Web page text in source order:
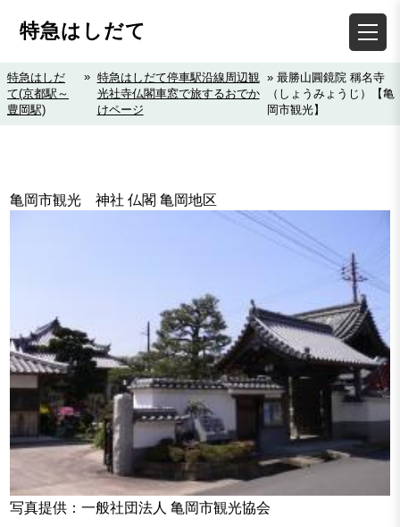
特急はしだて
特急はしだ
て(京都駅～
豊岡駅)
» 特急はしだて停車駅沿線周辺観
光社寺仏閣車窓で旅するおでか
けページ
» 最勝山圓鏡院 稱名寺
（しょうみょうじ）【亀
岡市観光】
亀岡市観光 神社 仏閣 亀岡地区
写真提供：一般社団法人 亀岡市観光協会